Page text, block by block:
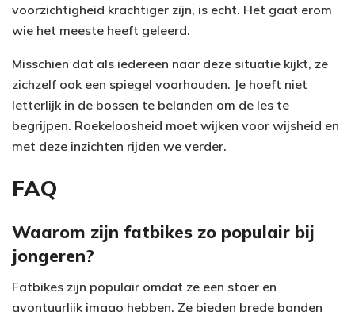
voorzichtigheid krachtiger zijn, is echt. Het gaat erom
wie het meeste heeft geleerd.
Misschien dat als iedereen naar deze situatie kijkt, ze
zichzelf ook een spiegel voorhouden. Je hoeft niet
letterlijk in de bossen te belanden om de les te
begrijpen. Roekeloosheid moet wijken voor wijsheid en
met deze inzichten rijden we verder.
FAQ
Waarom zijn fatbikes zo populair bij
jongeren?
Fatbikes zijn populair omdat ze een stoer en
avontuurlijk imago hebben. Ze bieden brede banden